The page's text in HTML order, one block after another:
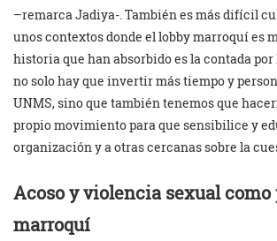
–remarca Jadiya-. También es más difícil
unos contextos donde el lobby marroquí es
historia que han absorbido es la contada
no solo hay que invertir más tiempo y
UNMS, sino que también tenemos que
propio movimiento para que sensibilice y
organización y a otras cercanas sobre la
Acoso y violencia sexual
marroquí